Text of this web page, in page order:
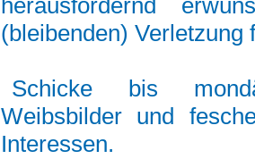
herausfordernd
(bleibenden) Verletzung
Schicke bis
Weibsbilder und
Interessen.